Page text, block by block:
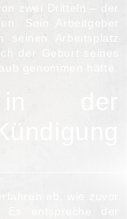
zwei Dritteln – der
Sein Arbeitgeber
seinen Arbeitsplatz
der Geburt seines
genommen hätte.
in der
ab, wie zuvor
Es entspreche der